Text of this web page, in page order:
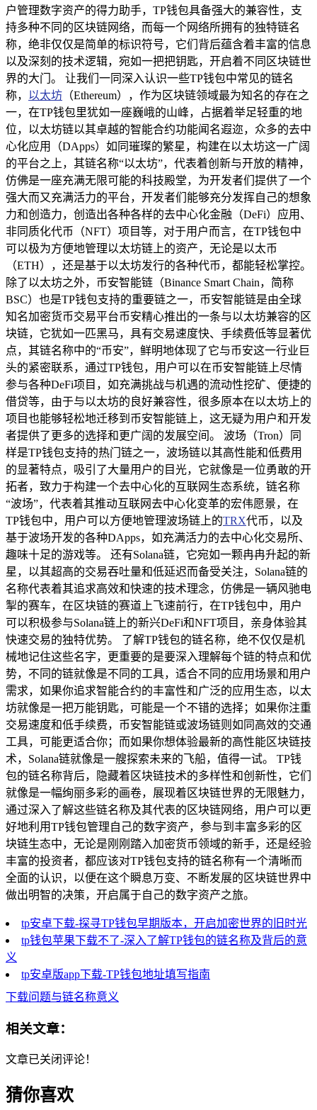
户管理数字资产的得力助手，TP钱包具备强大的兼容性，支
持多种不同的区块链网络，而每一个网络所拥有的独特链名
称，绝非仅仅是简单的标识符号，它们背后蕴含着丰富的信息
以及深刻的技术逻辑，宛如一把把钥匙，开启着不同区块链世
界的大门。 让我们一同深入认识一些TP钱包中常见的链名
称， 以太坊 （Ethereum），作为区块链领域最为知名的存在之
一，在TP钱包里犹如一座巍峨的山峰，占据着举足轻重的地
位，以太坊链以其卓越的智能合约功能闻名遐迩，众多的去中
心化应用（DApps）如同璀璨的繁星，构建在以太坊这一广阔
的平台之上，其链名称“以太坊”，代表着创新与开放的精神，
仿佛是一座充满无限可能的科技殿堂，为开发者们提供了一个
强大而又充满活力的平台，开发者们能够充分发挥自己的想象
力和创造力，创造出各种各样的去中心化金融（DeFi）应用、
非同质化代币（NFT）项目等，对于用户而言，在TP钱包中
可以极为方便地管理以太坊链上的资产，无论是以太币
（ETH），还是基于以太坊发行的各种代币，都能轻松掌控。
除了以太坊之外，币安智能链（Binance Smart Chain，简称
BSC）也是TP钱包支持的重要链之一，币安智能链是由全球
知名加密货币交易平台币安精心推出的一条与以太坊兼容的区
块链，它犹如一匹黑马，具有交易速度快、手续费低等显著优
点，其链名称中的“币安”，鲜明地体现了它与币安这一行业巨
头的紧密联系，通过TP钱包，用户可以在币安智能链上尽情
参与各种DeFi项目，如充满挑战与机遇的流动性挖矿、便捷的
借贷等，由于与以太坊的良好兼容性，很多原本在以太坊上的
项目也能够轻松地迁移到币安智能链上，这无疑为用户和开发
者提供了更多的选择和更广阔的发展空间。 波场（Tron）同
样是TP钱包支持的热门链之一，波场链以其高性能和低费用
的显著特点，吸引了大量用户的目光，它就像是一位勇敢的开
拓者，致力于构建一个去中心化的互联网生态系统，链名称
“波场”，代表着其推动互联网去中心化变革的宏伟愿景，在
TP钱包中，用户可以方便地管理波场链上的TRX代币，以及
基于波场开发的各种DApps，如充满活力的去中心化交易所、
趣味十足的游戏等。 还有Solana链，它宛如一颗冉冉升起的新
星，以其超高的交易吞吐量和低延迟而备受关注，Solana链的
名称代表着其追求高效和快速的技术理念，仿佛是一辆风驰电
掣的赛车，在区块链的赛道上飞速前行，在TP钱包中，用户
可以积极参与Solana链上的新兴DeFi和NFT项目，亲身体验其
快速交易的独特优势。 了解TP钱包的链名称，绝不仅仅是机
械地记住这些名字，更重要的是要深入理解每个链的特点和优
势，不同的链就像是不同的工具，适合不同的应用场景和用户
需求，如果你追求智能合约的丰富性和广泛的应用生态，以太
坊就像是一把万能钥匙，可能是一个不错的选择；如果你注重
交易速度和低手续费，币安智能链或波场链则如同高效的交通
工具，可能更适合你；而如果你想体验最新的高性能区块链技
术，Solana链就像是一艘探索未来的飞船，值得一试。 TP钱
包的链名称背后，隐藏着区块链技术的多样性和创新性，它们
就像是一幅绚丽多彩的画卷，展现着区块链世界的无限魅力，
通过深入了解这些链名称及其代表的区块链网络，用户可以更
好地利用TP钱包管理自己的数字资产，参与到丰富多彩的区
块链生态中，无论是刚刚踏入加密货币领域的新手，还是经验
丰富的投资者，都应该对TP钱包支持的链名称有一个清晰而
全面的认识，以便在这个瞬息万变、不断发展的区块链世界中
做出明智的决策，开启属于自己的数字资产之旅。
tp安卓下载-探寻TP钱包早期版本，开启加密世界的旧时光
tp钱包苹果下载不了-深入了解TP钱包的链名称及背后的意
义
tp安卓版app下载-TP钱包地址填写指南
下载问题与链名称意义
相关文章：
文章已关闭评论！
猜你喜欢